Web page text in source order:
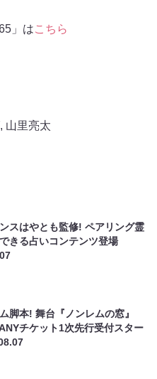
」はこちら
, 山里亮太
スはやとも監修! ペアリング霊
きる占いコンテンツ登場
脚本! 舞台『ノンレムの窓』
チケット1次先行受付スター